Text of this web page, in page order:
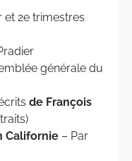
et 2e trimestres
générale du
de François
Californie – Par